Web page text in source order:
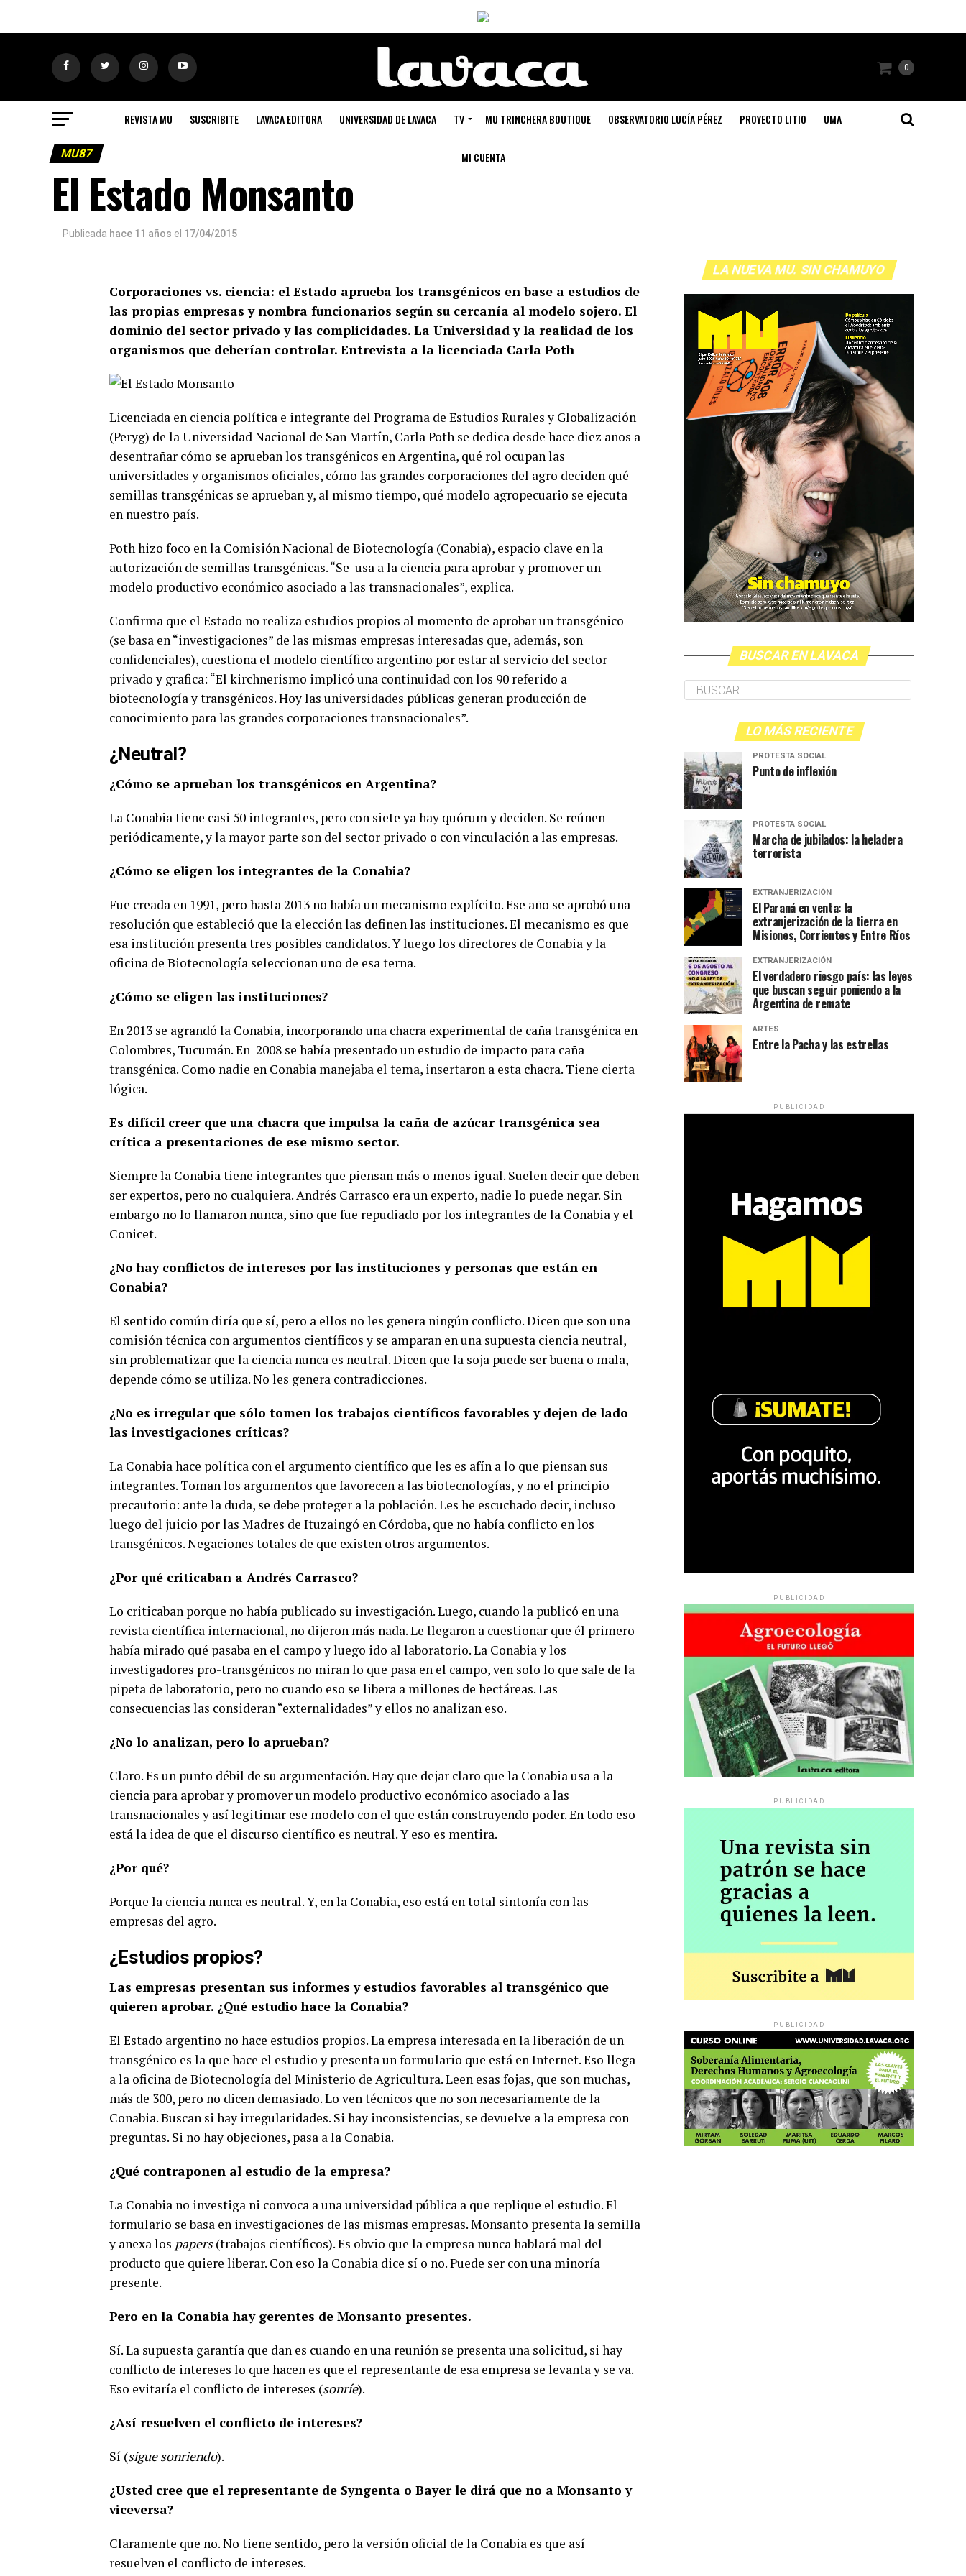
0
REVISTA MU SUSCRIBITE LAVACA EDITORA UNIVERSIDAD DE LAVACA TV MU TRINCHERA BOUTIQUE OBSERVATORIO LUCÍA PÉREZ PROYECTO LITIO UMA
MI CUENTA
MU87
El Estado Monsanto
Publicada hace 11 años el 17/04/2015
Corporaciones vs. ciencia: el Estado aprueba los transgénicos en base a estudios de
las propias empresas y nombra funcionarios según su cercanía al modelo sojero. El
dominio del sector privado y las complicidades. La Universidad y la realidad de los
organismos que deberían controlar. Entrevista a la licenciada Carla Poth
Licenciada en ciencia política e integrante del Programa de Estudios Rurales y Globalización
(Peryg) de la Universidad Nacional de San Martín, Carla Poth se dedica desde hace diez años a
desentrañar cómo se aprueban los transgénicos en Argentina, qué rol ocupan las
universidades y organismos oficiales, cómo las grandes corporaciones del agro deciden qué
semillas transgénicas se aprueban y, al mismo tiempo, qué modelo agropecuario se ejecuta
en nuestro país.
Poth hizo foco en la Comisión Nacional de Biotecnología (Conabia), espacio clave en la
autorización de semillas transgénicas. “Se usa a la ciencia para aprobar y promover un
modelo productivo económico asociado a las transnacionales”, explica.
Confirma que el Estado no realiza estudios propios al momento de aprobar un transgénico
(se basa en “investigaciones” de las mismas empresas interesadas que, además, son
confidenciales), cuestiona el modelo científico argentino por estar al servicio del sector
privado y grafica: “El kirchnerismo implicó una continuidad con los 90 referido a
biotecnología y transgénicos.Hoy las universidades públicas generan producción de
conocimiento para las grandes corporaciones transnacionales”.
¿Neutral?
¿Cómo se aprueban los transgénicos en Argentina?
La Conabia tiene casi 50 integrantes, pero con siete ya hay quórum y deciden. Se reúnen
periódicamente, y la mayor parte son del sector privado o con vinculación a las empresas.
¿Cómo se eligen los integrantes de la Conabia?
Fue creada en 1991, pero hasta 2013 no había un mecanismo explícito. Ese año se aprobó una
resolución que estableció que la elección las definen las instituciones. El mecanismo es que
esa institución presenta tres posibles candidatos. Y luego los directores de Conabia y la
oficina de Biotecnología seleccionan uno de esa terna.
¿Cómo se eligen las instituciones?
En 2013 se agrandó la Conabia, incorporando una chacra experimental de caña transgénica en
Colombres, Tucumán. En 2008 se había presentado un estudio de impacto para caña
transgénica. Como nadie en Conabia manejaba el tema, insertaron a esta chacra. Tiene cierta
lógica.
Es difícil creer que una chacra que impulsa la caña de azúcar transgénica sea
crítica a presentaciones de ese mismo sector.
Siempre la Conabia tiene integrantes que piensan más o menos igual. Suelen decir que deben
ser expertos, pero no cualquiera. Andrés Carrasco era un experto, nadie lo puede negar. Sin
embargo no lo llamaron nunca, sino que fue repudiado por los integrantes de la Conabia y el
Conicet.
¿No hay conflictos de intereses por las instituciones y personas que están en
Conabia?
El sentido común diría que sí, pero a ellos no les genera ningún conflicto.Dicen que son una
comisión técnica con argumentos científicos y se amparan en una supuesta ciencia neutral,
sin problematizar que la ciencia nunca es neutral. Dicen que la soja puede ser buena o mala,
depende cómo se utiliza. No les genera contradicciones.
¿No es irregular que sólo tomen los trabajos científicos favorables y dejen de lado
las investigaciones críticas?
La Conabia hace política con el argumento científico que les es afín a lo que piensan sus
integrantes. Toman los argumentos que favorecen a las biotecnologías, y no el principio
precautorio: ante la duda, se debe proteger a la población. Les he escuchado decir, incluso
luego del juicio por las Madres de Ituzaingó en Córdoba, que no había conflicto en los
transgénicos. Negaciones totales de que existen otros argumentos.
¿Por qué criticaban a Andrés Carrasco?
Lo criticaban porque no había publicado su investigación. Luego, cuando la publicó en una
revista científica internacional, no dijeron más nada. Le llegaron a cuestionar que él primero
había mirado qué pasaba en el campo y luego ido al laboratorio. La Conabia y los
investigadores pro-transgénicos no miran lo que pasa en el campo, ven solo lo que sale de la
pipeta de laboratorio, pero no cuando eso se libera a millones de hectáreas. Las
consecuencias las consideran “externalidades” y ellos no analizan eso.
¿No lo analizan, pero lo aprueban?
Claro. Es un punto débil de su argumentación.Hay que dejar claro que la Conabia usa a la
ciencia para aprobar y promover un modelo productivo económico asociado a las
transnacionales y así legitimar ese modelo con el que están construyendo poder.En todo eso
está la idea de que el discurso científico es neutral. Y eso es mentira.
¿Por qué?
Porque la ciencia nunca es neutral. Y, en la Conabia, eso está en total sintonía con las
empresas del agro.
¿Estudios propios?
Las empresas presentan sus informes y estudios favorables al transgénico que
quieren aprobar. ¿Qué estudio hace la Conabia?
El Estado argentino no hace estudios propios.La empresa interesada en la liberación de un
transgénico es la que hace el estudio y presenta un formulario que está en Internet.Eso llega
a la oficina de Biotecnología del Ministerio de Agricultura. Leen esas fojas, que son muchas,
más de 300, pero no dicen demasiado. Lo ven técnicos que no son necesariamente de la
Conabia. Buscan si hay irregularidades. Si hay inconsistencias, se devuelve a la empresa con
preguntas. Si no hay objeciones, pasa a la Conabia.
¿Qué contraponen al estudio de la empresa?
La Conabia no investiga ni convoca a una universidad pública a que replique el estudio. El
formulario se basa en investigaciones de las mismas empresas.Monsanto presenta la semilla
y anexa los papers(trabajos científicos). Es obvio que la empresa nunca hablará mal del
producto que quiere liberar. Con eso la Conabia dice sí o no.Puede ser con una minoría
presente.
Pero en la Conabia hay gerentes de Monsanto presentes.
Sí. La supuesta garantía que dan es cuando en una reunión se presenta una solicitud, si hay
conflicto de intereses lo que hacen es que el representante de esa empresa se levanta y se va.
Eso evitaría el conflicto de intereses (sonríe).
¿Así resuelven el conflicto de intereses?
Sí (sigue sonriendo).
¿Usted cree que el representante de Syngenta o Bayer le dirá que no a Monsanto y
viceversa?
Claramente que no. No tiene sentido, pero la versión oficial de la Conabia es que así
resuelven el conflicto de intereses.
LA NUEVA MU. SIN CHAMUYO
BUSCAR EN LAVACA
LO MÁS RECIENTE
PROTESTA SOCIAL
Punto de inflexión
PROTESTA SOCIAL
Marcha de jubilados: la heladera
terrorista
EXTRANJERIZACIÓN
El Paraná en venta: la
extranjerización de la tierra en
Misiones, Corrientes y Entre Ríos
EXTRANJERIZACIÓN
El verdadero riesgo país: las leyes
que buscan seguir poniendo a la
Argentina de remate
ARTES
Entre la Pacha y las estrellas
PUBLICIDAD
PUBLICIDAD
PUBLICIDAD
PUBLICIDAD